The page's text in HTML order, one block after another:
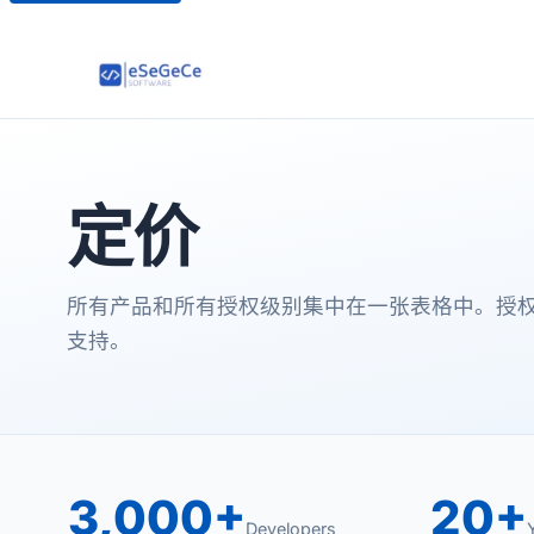
定价
所有产品和所有授权级别集中在一张表格中。授
支持。
3,000+ Developers 20+